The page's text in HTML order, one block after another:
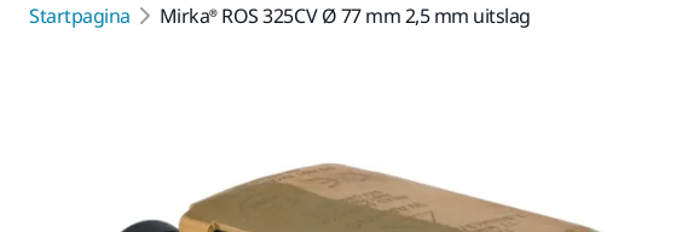
Startpagina Mirka® ROS 325CV Ø 77 mm 2,5 mm uitslag